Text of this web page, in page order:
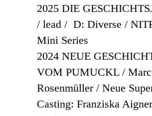
2025 DIE
/ lead / D: Diverse /
Mini Series
2024 NEUE
VOM PUMUCKL /
Rosenmüller / Neue
Casting: Franziska